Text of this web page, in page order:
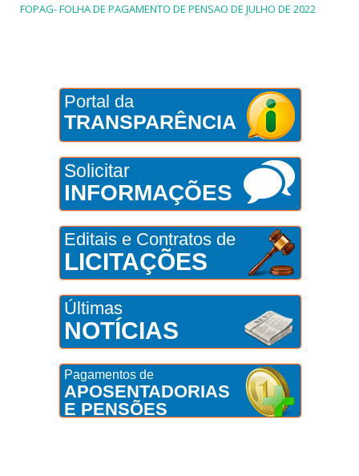
FOPAG- FOLHA DE PAGAMENTO DE PENSAO DE JULHO DE 2022
Portal da
TRANSPARÊNCIA
Solicitar
INFORMAÇÕES
Editais e Contratos de
LICITAÇÕES
Últimas
NOTÍCIAS
Pagamentos de
APOSENTADORIAS
E PENSÕES